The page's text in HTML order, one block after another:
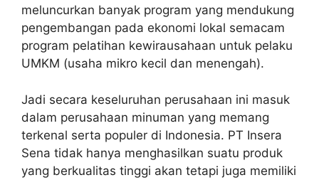
meluncurkan banyak program yang mendukung
pengembangan pada ekonomi lokal semacam
program pelatihan kewirausahaan untuk pelaku
UMKM (usaha mikro kecil dan menengah).
Jadi secara keseluruhan perusahaan ini masuk
dalam perusahaan minuman yang memang
terkenal serta populer di Indonesia. PT Insera
Sena tidak hanya menghasilkan suatu produk
yang berkualitas tinggi akan tetapi juga memiliki